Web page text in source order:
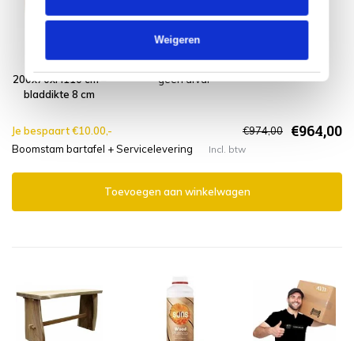
Weigeren
bartafel
200x70xH110 cm –
bladdikte 8 cm
Montagelevering
- Extra gemak &
geen afval
Je bespaart €10.00,- €974,00 €964,00
Boomstam bartafel + Servicelevering Incl. btw
Toevoegen aan winkelwagen